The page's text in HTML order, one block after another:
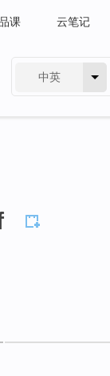
课 云笔记
中英